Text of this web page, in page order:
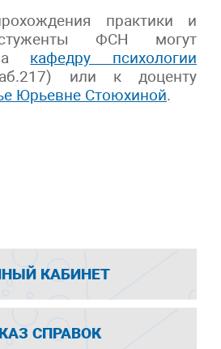
практики и
ФСН могут
кафедру психологии
или к доценту
Юрьевне Стоюхиной.
КАБИНЕТ
СПРАВОК